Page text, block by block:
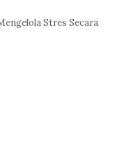
Stres Secara